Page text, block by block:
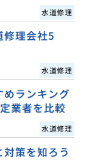
水道修理
修理会社5
水道修理
めランキング
業者を比較
水道修理
策を知ろう